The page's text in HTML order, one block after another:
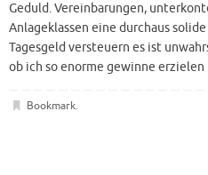
Geduld. Vereinbarungen,
Anlageklassen eine durchaus
Tagesgeld versteuern es ist
ob ich so enorme gewinne erzielen
Bookmark.